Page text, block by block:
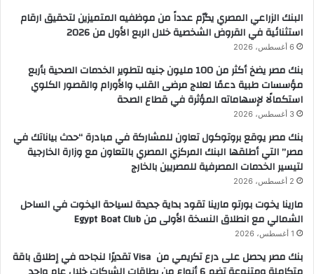
البنك الزراعي المصري يكرّم عدداً من موظفيه المتميزين لتحقيق ارقام
استثنائية في القروض الشخصية خلال الربع الأول من 2026
6 أغسطس، 2026
بنك مصر يضخ أكثر من 100 مليون جنيه لتطوير الخدمات الصحية بأربع
مؤسسات طبية دعمًا لعلاج مرضى القلب والأورام والقصور الكلوي
استكمالًا لإسهاماته المؤثرة في قطاع الصحة
3 أغسطس، 2026
بنك مصر يوقع بروتوكول تعاون للمشاركة في مبادرة “حدث بياناتك في
مصر” التي أطلقها البنك المركزي المصري بالتعاون مع وزارة الخارجية
لتيسير الخدمات المصرفية للمصريين بالخارج
2 أغسطس، 2026
مارينا يخوت بورتو مارينا تقود بداية جديدة لسياحة اليخوت في الساحل
الشمالي مع انطلاق النسخة الأولى من Egypt Boat Club
1 أغسطس، 2026
بنك مصر يحصل على درع تكريمي من Visa تقديرًا لنجاحه في إطلاق باقة